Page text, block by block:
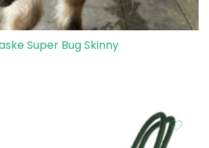
Super Bug Skinny